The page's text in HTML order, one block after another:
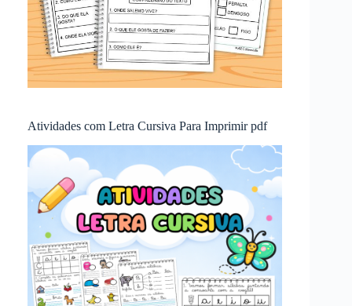
Atividades com Letra Cursiva Para Imprimir pdf